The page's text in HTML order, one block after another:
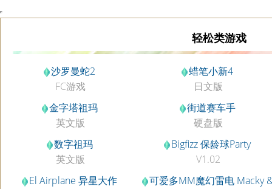
轻松类游戏
沙罗曼蛇2
FC游戏
蜡笔小新4
日文版
金字塔祖玛
英文版
街道赛车手
硬盘版
数字祖玛
英文版
Bigfizz 保龄球Party
V1.02
El Airplane 异星大作
可爱多MM魔幻雷电 Macky